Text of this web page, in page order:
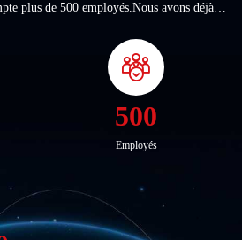
plus de 500 employés.Nous avons déjà 3
500
Employés